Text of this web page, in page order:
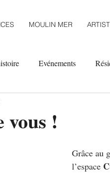
MOULIN MER
Evénements
vous !
Grâce au
l’espace